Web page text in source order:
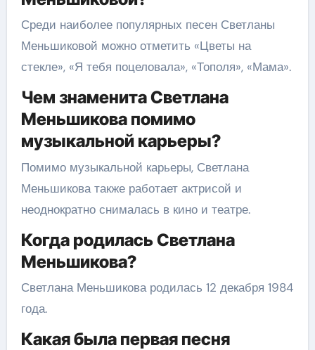
Среди наиболее популярных песен Светланы
Меньшиковой можно отметить «Цветы на
стекле», «Я тебя поцеловала», «Тополя», «Мама».
Чем знаменита Светлана
Меньшикова помимо
музыкальной карьеры?
Помимо музыкальной карьеры, Светлана
Меньшикова также работает актрисой и
неоднократно снималась в кино и театре.
Когда родилась Светлана
Меньшикова?
Светлана Меньшикова родилась 12 декабря 1984
года.
Какая была первая песня